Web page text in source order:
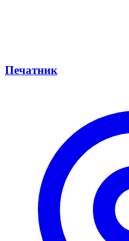
Печатник